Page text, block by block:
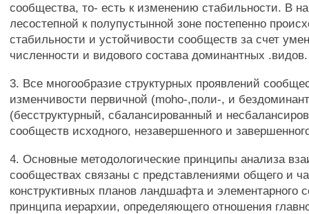
сообщества, то- есть к изменению стабильности. В
лесостепной к полупустынной зоне постепенно
стабильности и устойчивости сообществ за счет
численности и видового состава доминантных .видов.
3. Все многообразие структурных проявлений
изменчивости первичной (moho-,поли-, и
(бесструктурный, сбалансированный и
сообществ исходного, незавершенного и
4. Основные методологические принципы анализа
сообществах связаны с представлениями общего и
конструктивных планов ландшафта и элементарного
принципа иерархии, определяющего отношения